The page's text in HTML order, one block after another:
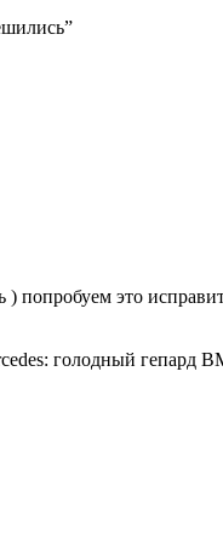
попробуем это
голодный гепард